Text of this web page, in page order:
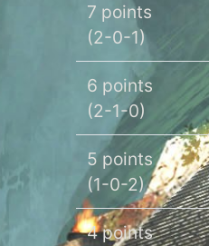
7 points
(2-0-1)
6 points
(2-1-0)
5 points
(1-0-2)
4 points